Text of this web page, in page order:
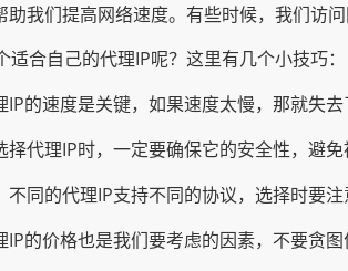
助我们提高网络速度。有些时候，我们访
合自己的代理IP呢？这里有几个小技巧：
IP的速度是关键，如果速度太慢，那就失
择代理IP时，一定要确保它的安全性，避
不同的代理IP支持不同的协议，选择时要
IP的价格也是我们要考虑的因素，不要贪